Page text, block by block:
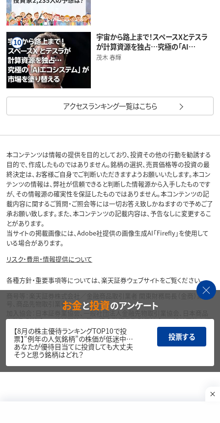
10
宇宙から路上まで！スペースXとテスラ
が計算資源を独占…究極の「AI…
茂木 春輝
アクセスランキング一覧はこちら
本コンテンツは情報の提供を目的としており、投資その他の行動を勧誘する
目的で、作成したものではありません。銘柄の選択、売買価格等の投資の最
終決定は、お客様ご自身でご判断いただきますようお願いいたします。本コン
テンツの情報は、弊社が信頼できると判断した情報源から入手したものです
が、その情報源の確実性を保証したものではありません。本コンテンツの記
載内容に関するご質問・ご照会等には一切お答え致しかねますので予めご了
承お願い致します。また、本コンテンツの記載内容は、予告なしに変更するこ
とがあります。
当サイトの掲載画像には、Adobe社提供の画像生成AI「Firefly」を使用して
いる場合があります。
リスク・費用・情報提供について
各種方針・重要事項等については、楽天証券ウェブサイトをご覧ください。
商号等：楽天証券株式会社／金融商品取引業者 関東財務局長（金商）第195
号、商品先物取引業者
加入協会：日本証券業協会、一般社団法人金融先物取引業協会、日本商品
先物取引協会、一般社団法人第二種金融商品取引業協会、一般社団法人資
産運用業協会
Copyright©
1999-2026 Rakuten Securities, Inc. All
Rights Reserved.
お金と投資のアンケート
【8月の株主優待ランキングTOP10で投
票】“例年の人気銘柄”の株価が低迷中…
あなたが優待目当てに投資しても大丈夫
そうと思う銘柄はどれ？
投票する